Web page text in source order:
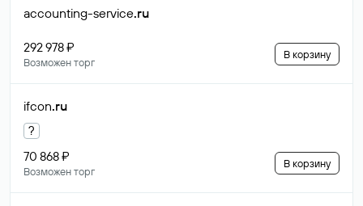
accounting-service.ru
292 978 ₽
Возможен торг
В корзину
ifcon.ru
?
70 868 ₽
Возможен торг
В корзину